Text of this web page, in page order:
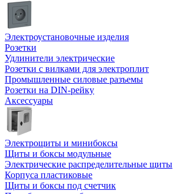
Электроустановочные изделия
Розетки
Удлинители электрические
Розетки с вилками для электроплит
Промышленные силовые разъемы
Розетки на DIN-рейку
Аксессуары
Электрощиты и минибоксы
Щиты и боксы модульные
Электрические распределительные щиты
Корпуса пластиковые
Щиты и боксы под счетчик